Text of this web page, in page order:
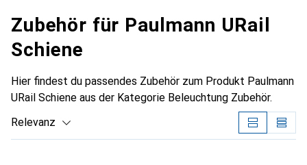
Zubehör für Paulmann URail
Schiene
Hier findest du passendes Zubehör zum Produkt Paulmann
URail Schiene aus der Kategorie Beleuchtung Zubehör.
Relevanz